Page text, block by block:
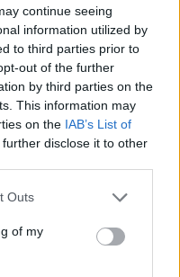
continue seeing
information utilized by
to third parties prior to
out of the further
by third parties on the
This information may
on the IAB’s List of
disclose it to other
one or more Google
You may click to
its third-party tags to
in below Google
Outs
of my
σε πολύ κοντινή
Outlet με
Gucci, Prada και
που κυμαίνονται